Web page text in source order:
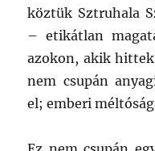
köztük Sztruhala
– etikátlan
azokon, akik
nem csupán
el; emberi